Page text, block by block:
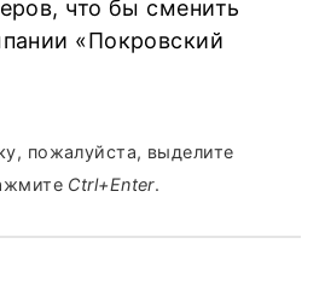
что бы сменить
«Покровский
пожалуйста, выделите
Ctrl+Enter.